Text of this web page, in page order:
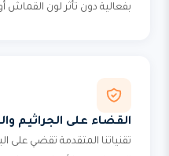
بفعالية دون تأثر لون القماش
القضاء على الجراثيم
تقنياتنا المتقدمة تقضي على